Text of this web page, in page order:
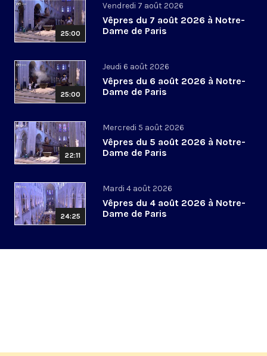
25:00
Vendredi 7 août 2026
Vêpres du 7 août 2026 à Notre-
Dame de Paris
25:00
Jeudi 6 août 2026
Vêpres du 6 août 2026 à Notre-
Dame de Paris
22:11
Mercredi 5 août 2026
Vêpres du 5 août 2026 à Notre-
Dame de Paris
24:25
Mardi 4 août 2026
Vêpres du 4 août 2026 à Notre-
Dame de Paris